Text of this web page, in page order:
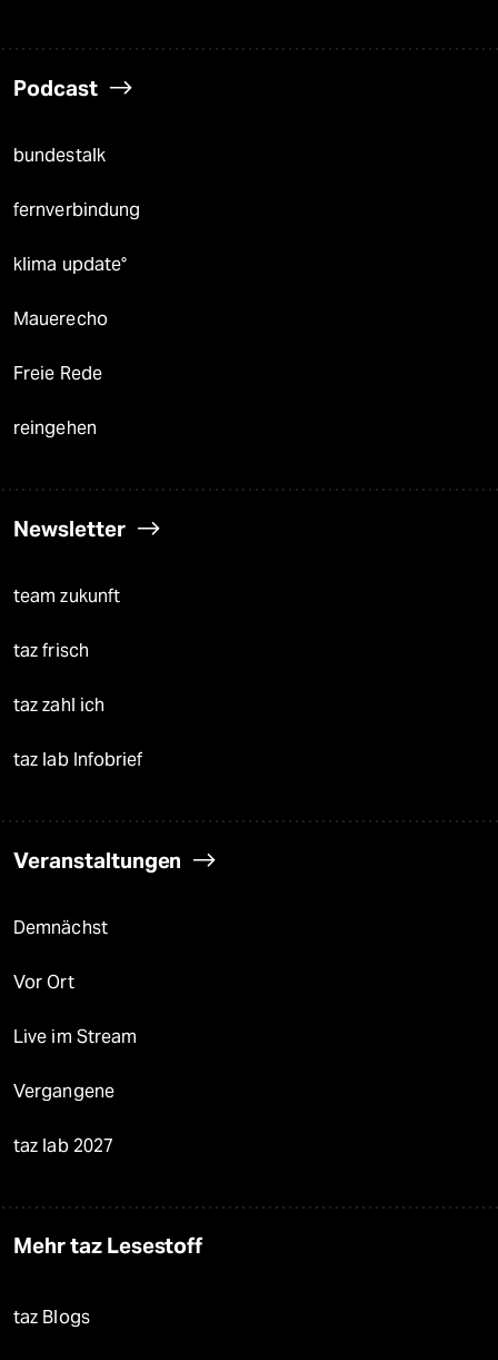
Podcast
bundestalk
fernverbindung
klima update°
Mauerecho
Freie Rede
reingehen
Newsletter
team zukunft
taz frisch
taz zahl ich
taz lab Infobrief
Veranstaltungen
Demnächst
Vor Ort
Live im Stream
Vergangene
taz lab 2027
Mehr taz Lesestoff
taz Blogs